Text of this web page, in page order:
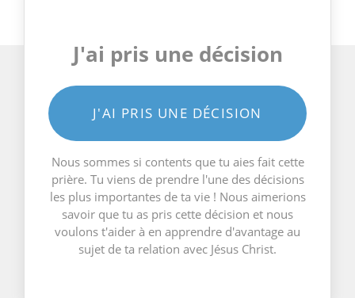
J'ai pris une décision
J'AI PRIS UNE DÉCISION
Nous sommes si contents que tu aies fait cette
prière. Tu viens de prendre l'une des décisions
les plus importantes de ta vie ! Nous aimerions
savoir que tu as pris cette décision et nous
voulons t'aider à en apprendre d'avantage au
sujet de ta relation avec Jésus Christ.